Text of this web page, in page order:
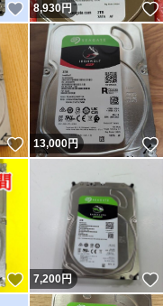
いいね！
8,930円
いいね！
13,000円
いいね！
7,200円